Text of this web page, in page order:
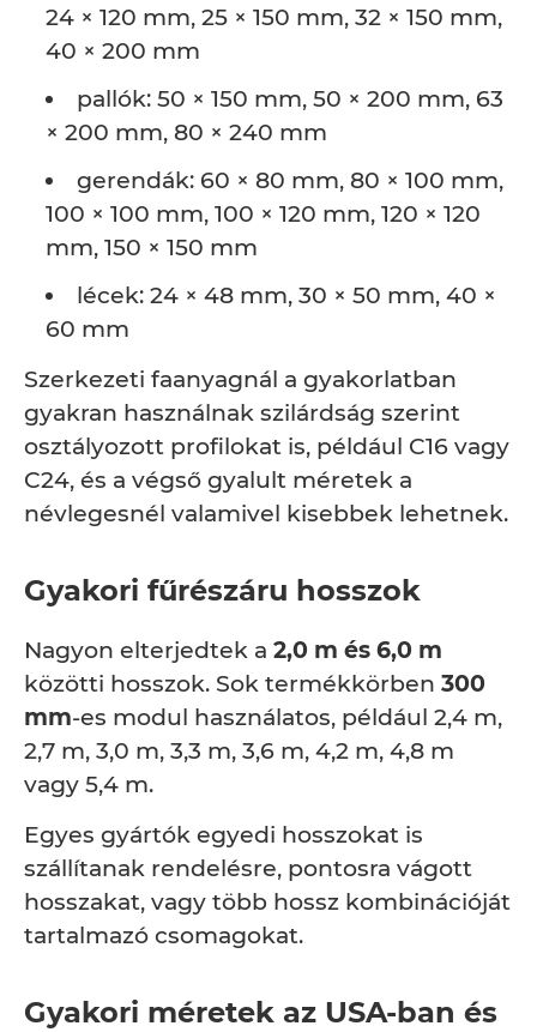
24 × 120 mm, 25 × 150 mm, 32 × 150 mm,
40 × 200 mm
pallók: 50 × 150 mm, 50 × 200 mm, 63
× 200 mm, 80 × 240 mm
gerendák: 60 × 80 mm, 80 × 100 mm,
100 × 100 mm, 100 × 120 mm, 120 × 120
mm, 150 × 150 mm
lécek: 24 × 48 mm, 30 × 50 mm, 40 ×
60 mm
Szerkezeti faanyagnál a gyakorlatban
gyakran használnak szilárdság szerint
osztályozott profilokat is, például C16 vagy
C24, és a végső gyalult méretek a
névlegesnél valamivel kisebbek lehetnek.
Gyakori fűrészáru hosszok
Nagyon elterjedtek a 2,0 m és 6,0 m
közötti hosszok. Sok termékkörben 300
mm-es modul használatos, például 2,4 m,
2,7 m, 3,0 m, 3,3 m, 3,6 m, 4,2 m, 4,8 m
vagy 5,4 m.
Egyes gyártók egyedi hosszokat is
szállítanak rendelésre, pontosra vágott
hosszakat, vagy több hossz kombinációját
tartalmazó csomagokat.
Gyakori méretek az USA-ban és